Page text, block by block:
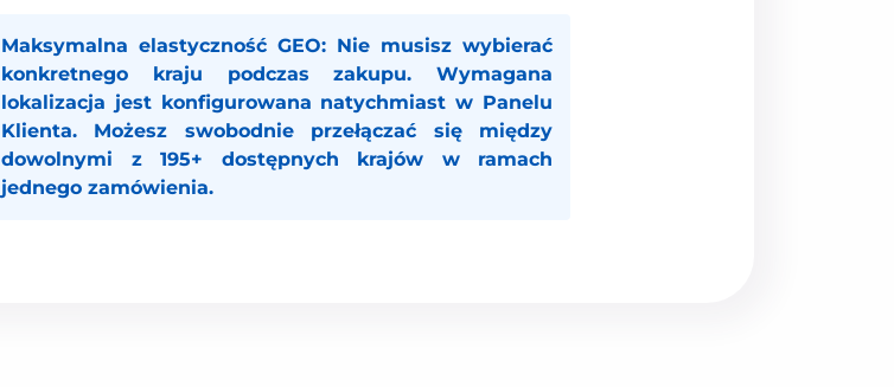
Maksymalna elastyczność GEO: Nie musisz wybierać
konkretnego kraju podczas zakupu. Wymagana
lokalizacja jest konfigurowana natychmiast w Panelu
Klienta. Możesz swobodnie przełączać się między
dowolnymi z 195+ dostępnych krajów w ramach
jednego zamówienia.